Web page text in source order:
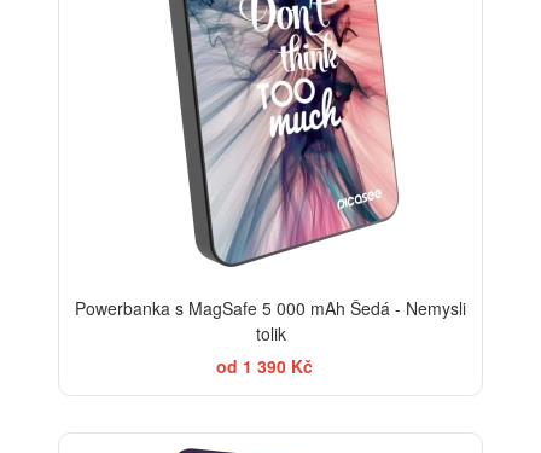
Powerbanka s MagSafe 5 000 mAh Šedá - Nemysli
tolik
od 1 390 Kč